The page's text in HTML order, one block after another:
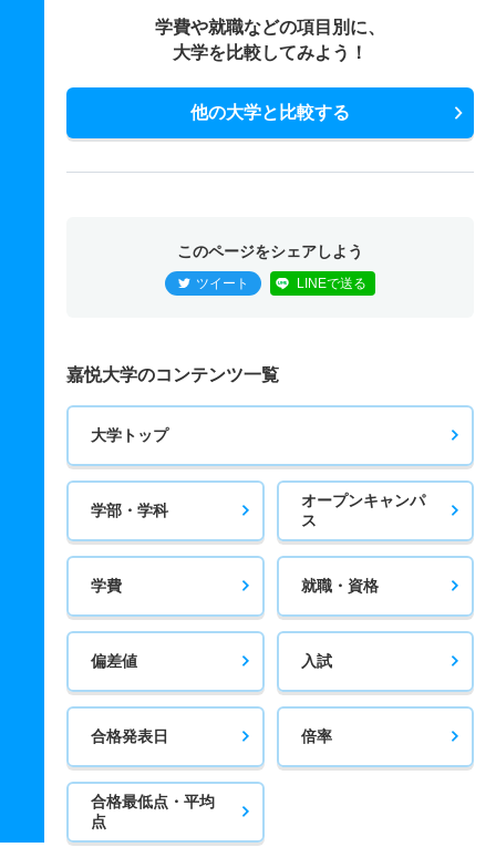
学費や就職などの項目別に、
大学を比較してみよう！
他の大学と比較する
このページをシェアしよう
ツイート LINEで送る
嘉悦大学のコンテンツ一覧
大学トップ
学部・学科
オープンキャンパ
ス
学費 就職・資格
偏差値 入試
合格発表日 倍率
合格最低点・平均
点